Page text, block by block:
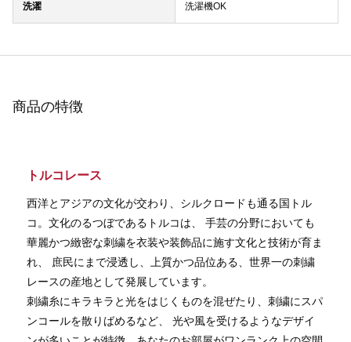
洗濯 洗濯機OK
商品の特徴
トルコレース
西洋とアジアの文化が交わり、シルクロードも通る国トル
コ。文化のるつぼであるトルコは、 手芸の分野においても
華麗かつ緻密な刺繍を衣装や装飾品に施す文化と技術が育ま
れ、 庶民にまで浸透し、上質かつ品位ある、世界一の刺繍
レースの産地として発展しています。
刺繍糸にキラキラと光をはじくものを混ぜたり、刺繍にスパ
ンコールを散りばめるなど、 光や風を受けるようなデザイ